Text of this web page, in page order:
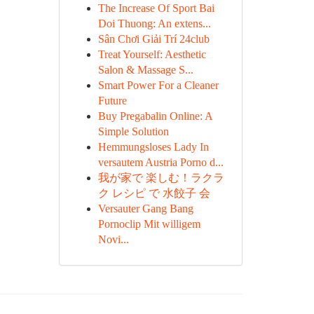
The Increase Of Sport Bai
Doi Thuong: An extens...
Sân Chơi Giải Trí 24club
Treat Yourself: Aesthetic
Salon & Massage S...
Smart Power For a Cleaner
Future
Buy Pregabalin Online: A
Simple Solution
Hemmungsloses Lady In
versautem Austria Porno d...
我が家で 楽しむ！ラクラ
ク レシピ で 水餃子 会
Versauter Gang Bang
Pornoclip Mit willigem
Novi...